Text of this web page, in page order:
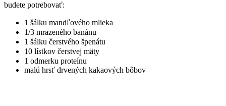
budete potrebovať:
1 šálku mandľového mlieka⠀
1/3 mrazeného banánu⠀
1 šálku čerstvého špenátu⠀
10 lístkov čerstvej mäty⠀
1 odmerku proteínu⠀
malú hrsť drvených kakaových bôbov